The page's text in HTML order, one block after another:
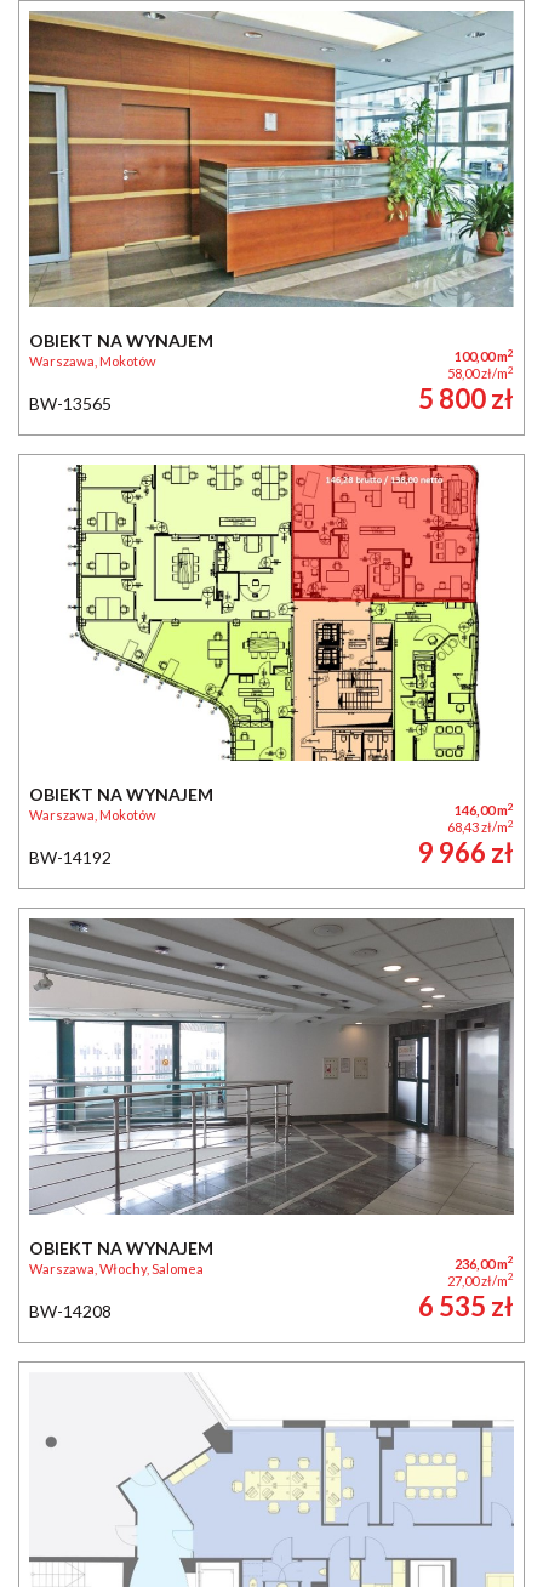
OBIEKT NA WYNAJEM
Warszawa, Mokotów 100,00 m2
58,00 zł/m2
BW-13565 5 800 zł
OBIEKT NA WYNAJEM
Warszawa, Mokotów 146,00 m2
68,43 zł/m2
BW-14192 9 966 zł
OBIEKT NA WYNAJEM
Warszawa, Włochy, Salomea 236,00 m2
27,00 zł/m2
BW-14208 6 535 zł